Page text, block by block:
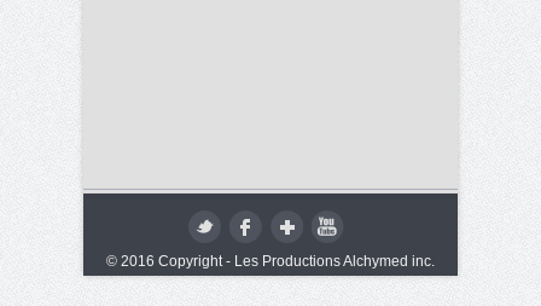
© 2016 Copyright - Les Productions Alchymed inc.